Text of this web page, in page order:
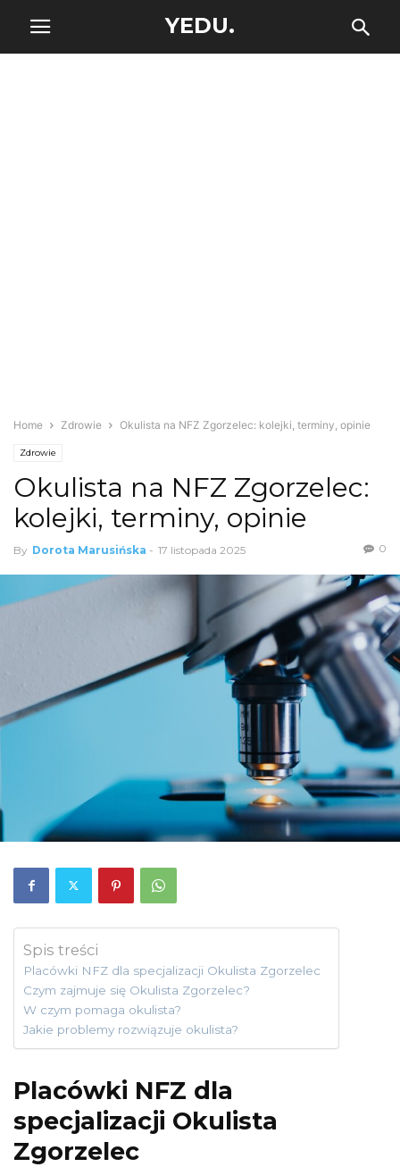
YEDU.
Home Zdrowie Okulista na NFZ Zgorzelec: kolejki, terminy, opinie
Zdrowie
Okulista na NFZ Zgorzelec:
kolejki, terminy, opinie
By Dorota Marusińska - 17 listopada 2025 0
Spis treści
Placówki NFZ dla specjalizacji Okulista Zgorzelec
Czym zajmuje się Okulista Zgorzelec?
W czym pomaga okulista?
Jakie problemy rozwiązuje okulista?
Placówki NFZ dla
specjalizacji Okulista
Zgorzelec